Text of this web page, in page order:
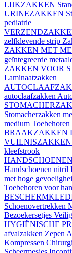
LIJKZAKKEN
URINEZAKKEN
pediatrie
zelfklevende strip
ZAKKEN MET
geïntegreerde
ZAKKEN VOOR
Laminaatzakken
autoclaafzakken
Stomacherzakken
medium
BRAAKZAKKEN
VUILNISZAKKEN
kleefstrook
HANDSCHOENEN
Handschoenen nitril
met hoge
Toebehoren voor
Schoenovertrekken
Bezoekersetjes
HYGIËNISCHE
afvalzakken Zepen
Kompressen